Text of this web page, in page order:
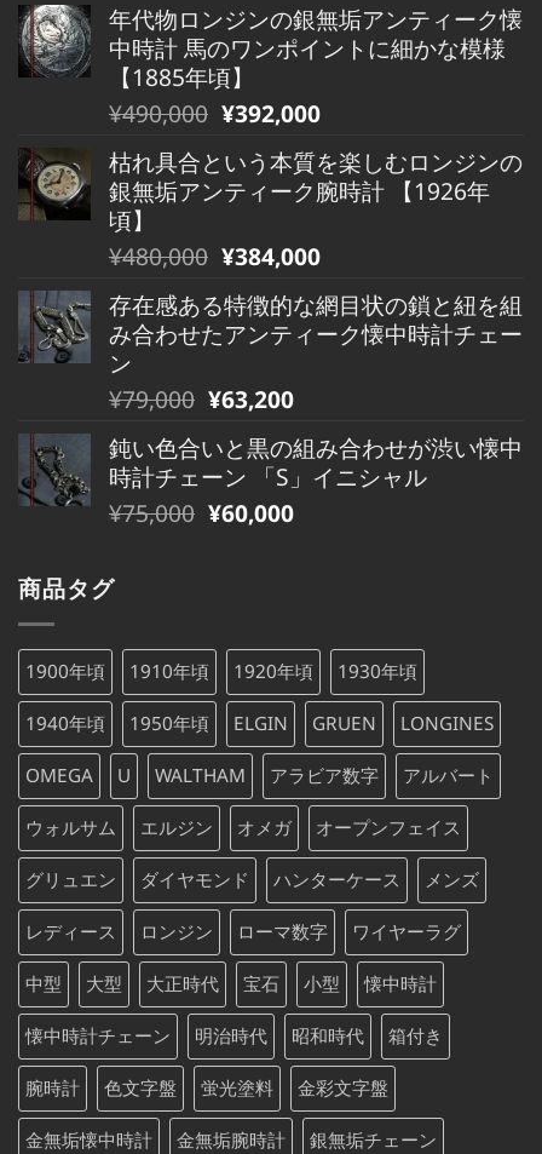
価
格
は
¥880,000
で
し
た。
の
価
格
は
¥880,000
で
す。
年代物ロンジンの銀無垢アンティーク懐
中時計 馬のワンポイントに細かな模様
【1885年頃】
元
価
格
は
¥490,000
で
し
た。
¥490,000 現
の
価
は
¥490,000
で
す。
¥392,000
枯れ具合という本質を楽しむロンジンの
銀無垢アンティーク腕時計 【1926年
頃】
元
価
格
は
¥480,000
で
し
た。
¥480,000 現
の
価
は
¥480,000
で
す。
¥384,000
存在感ある特徴的な網目状の鎖と紐を組
み合わせたアンティーク懐中時計チェー
ン
元
価
格
は
で
¥79,000 現
の
価
格
¥63,200
鈍い色合いと黒の組み合わせが渋い懐中
時計チェーン 「S」イニシャル
元
価
¥75,000
で
た。
¥75,000 現
は
¥75,000
で
す。
¥60,000
商品タグ
1900年頃 1910年頃 1920年頃 1930年頃
1940年頃 1950年頃 ELGIN GRUEN LONGINES
OMEGA U WALTHAM アラビア数字 アルバート
ウォルサム エルジン オメガ オープンフェイス
グリュエン ダイヤモンド ハンターケース メンズ
レディース ロンジン ローマ数字 ワイヤーラグ
中型 大型 大正時代 宝石 小型 懐中時計
懐中時計チェーン 明治時代 昭和時代 箱付き
腕時計 色文字盤 蛍光塗料 金彩文字盤
金無垢懐中時計 金無垢腕時計 銀無垢チェーン